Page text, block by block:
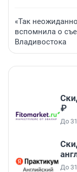
«Так
вспомнила о
Владивостока
₽
До
До